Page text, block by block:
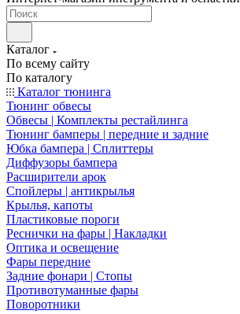
Каталог
По всему сайту
По каталогу
Каталог тюнинга
Тюнинг обвесы
Обвесы | Комплекты рестайлинга
Тюнинг бамперы | передние и задние
Юбка бампера | Сплиттеры
Диффузоры бампера
Расширители арок
Спойлеры | антикрылья
Крылья, капоты
Пластиковые пороги
Реснички на фары | Накладки
Оптика и освещение
Фары передние
Задние фонари | Стопы
Противотуманные фары
Поворотники